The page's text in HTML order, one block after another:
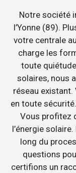
Notre société
l’Yonne (89).
votre centrale
charge les
toute
solaires, nous
réseau
en toute
Vous profitez
l’énergie
long du
questions
certifions un